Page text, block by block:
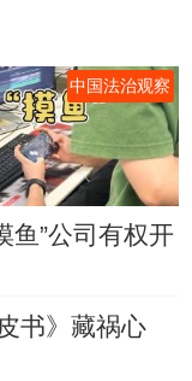
中国法治观察
鱼”公司有权开
书》藏祸心